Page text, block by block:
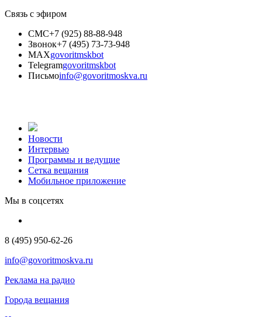
Связь с эфиром
СМС+7 (925) 88-88-948
Звонок+7 (495) 73-73-948
MAXgovoritmskbot
Telegramgovoritmskbot
Письмоinfo@govoritmoskva.ru
Новости
Интервью
Программы и ведущие
Сетка вещания
Мобильное приложение
Мы в соцсетях
8 (495) 950-62-26
info@govoritmoskva.ru
Реклама на радио
Города вещания